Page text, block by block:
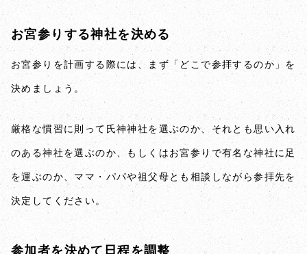
お宮参りする神社を決める
お宮参りを計画する際には、まず「どこで参拝するのか」を
決めましょう。
厳格な慣習に則って氏神神社を選ぶのか、それとも思い入れ
のある神社を選ぶのか、もしくはお宮参りで有名な神社に足
を運ぶのか、ママ・パパや祖父母とも相談しながら参拝先を
決定してください。
参加者を決めて日程を調整